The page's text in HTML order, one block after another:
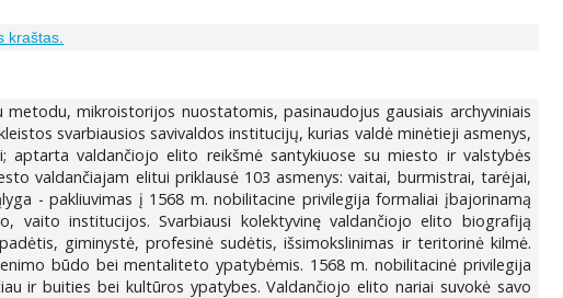
kraštas.
mikroistorijos nuostatomis, pasinaudojus gausiais archyviniais
svarbiausios savivaldos institucijų, kurias valdė minėtieji asmenys,
aptarta valdančiojo elito reikšmė santykiuose su miesto ir valstybės
valdančiajam elitui priklausė 103 asmenys: vaitai, burmistrai, tarėjai,
- pakliuvimas į 1568 m. nobilitacine privilegija formaliai įbajorinamą
vaito institucijos. Svarbiausi kolektyvinę valdančiojo elito biografiją
giminystė, profesinė sudėtis, išsimokslinimas ir teritorinė kilmė.
būdo bei mentaliteto ypatybėmis. 1568 m. nobilitacinė privilegija
ir buities bei kultūros ypatybes. Valdančiojo elito nariai suvokė savo